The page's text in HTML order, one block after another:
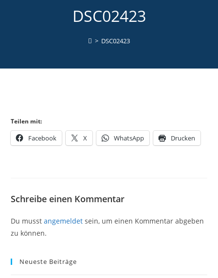
DSC02423
> DSC02423
Teilen mit:
Facebook X WhatsApp Drucken
Schreibe einen Kommentar
Du musstangemeldet sein, um einen Kommentar abgeben
zu können.
Neueste Beiträge